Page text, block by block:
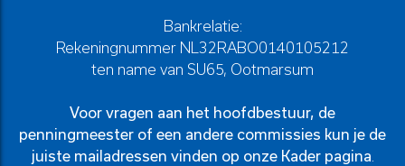
Bankrelatie:
Rekeningnummer NL32RABO0140105212
ten name van SU65, Ootmarsum
Voor vragen aan het hoofdbestuur, de
penningmeester of een andere commissies kun je de
juiste mailadressen vinden op onze Kader pagina